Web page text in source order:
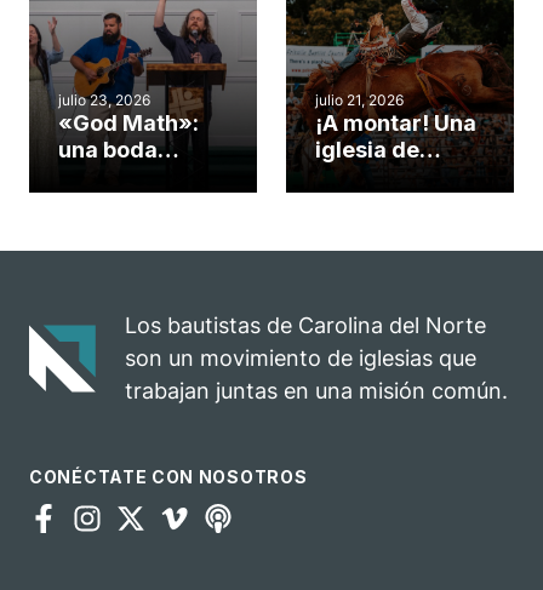
insólito campo
misionero te
cuento
Semana
ServeNC
julio 23, 2026
«God Math»:
una boda
celebra el
julio 21, 2026
¡A montar! Una
iglesia de
rodeo anual en
para el
ministerio
Los bautistas de Carolina del Norte
son un movimiento de iglesias que
trabajan juntas en una misión común.
CONÉCTATE CON NOSOTROS